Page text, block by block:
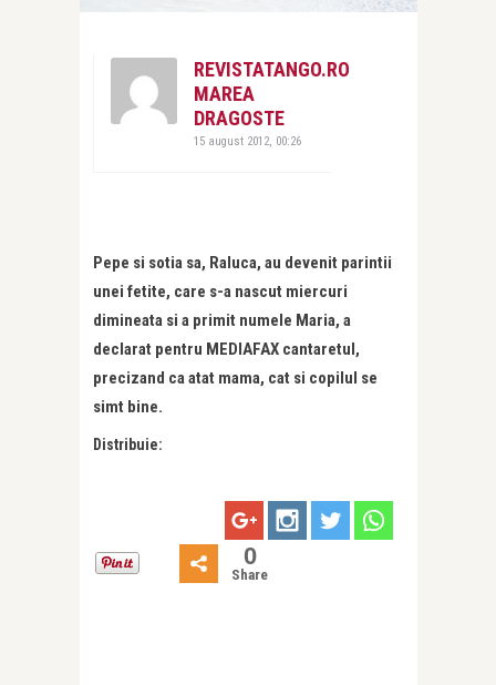
REVISTATANGO.RO
MAREA
DRAGOSTE
15 august 2012, 00:26
Pepe si sotia sa, Raluca, au devenit parintii
unei fetite, care s-a nascut miercuri
dimineata si a primit numele Maria, a
declarat pentru MEDIAFAX cantaretul,
precizand ca atat mama, cat si copilul se
simt bine.
Distribuie:
0
Share